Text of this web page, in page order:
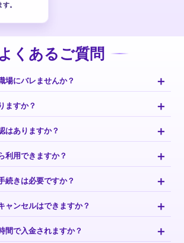
。
よくあるご質問
場にバレませんか？ ＋
ますか？ ＋
はありますか？ ＋
利用できますか？ ＋
続きは必要ですか？ ＋
ャンセルはできますか？ ＋
間で入金されますか？ ＋